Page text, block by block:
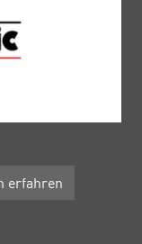
erfahren